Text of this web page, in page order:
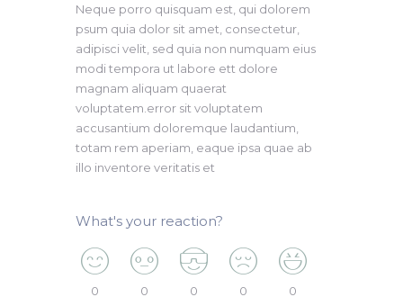
Neque porro quisquam est, qui dolorem
psum quia dolor sit amet, consectetur,
adipisci velit, sed quia non numquam eius
modi tempora ut labore ett dolore
magnam aliquam quaerat
voluptatem.error sit voluptatem
accusantium doloremque laudantium,
totam rem aperiam, eaque ipsa quae ab
illo inventore veritatis et
What's your reaction?
0 0 0 0 0